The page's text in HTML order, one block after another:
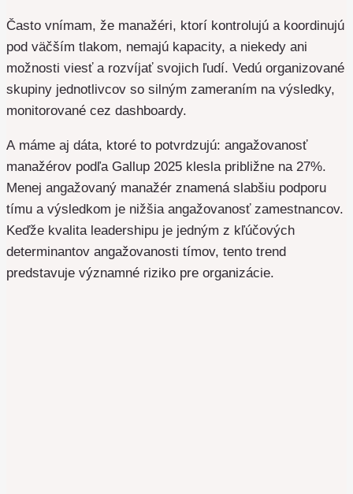
Často vnímam, že manažéri, ktorí kontrolujú a koordinujú
pod väčším tlakom, nemajú kapacity, a niekedy ani
možnosti viesť a rozvíjať svojich ľudí. Vedú organizované
skupiny jednotlivcov so silným zameraním na výsledky,
monitorované cez dashboardy.
A máme aj dáta, ktoré to potvrdzujú: angažovanosť
manažérov podľa Gallup 2025 klesla približne na 27%.
Menej angažovaný manažér znamená slabšiu podporu
tímu a výsledkom je nižšia angažovanosť zamestnancov.
Keďže kvalita leadershipu je jedným z kľúčových
determinantov angažovanosti tímov, tento trend
predstavuje významné riziko pre organizácie.